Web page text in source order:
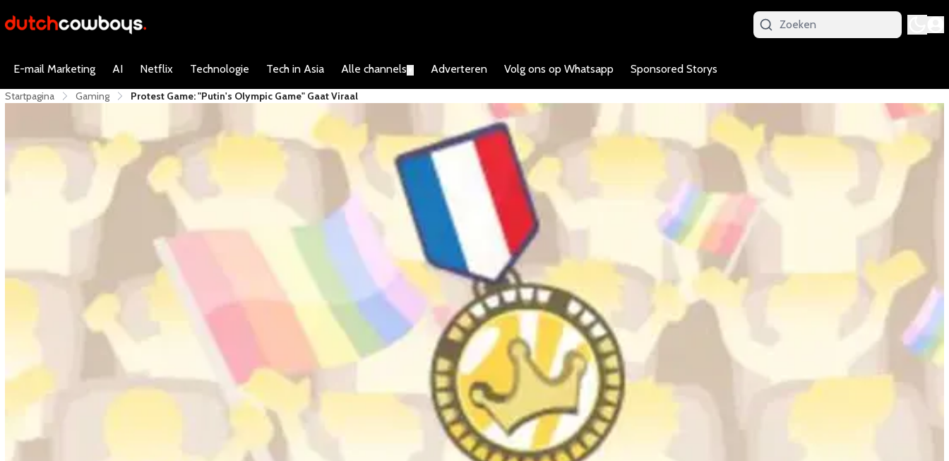
E-mail Marketing AI Netflix Technologie Tech in Asia Alle channels Adverteren Volg ons op Whatsapp Sponsored Storys
Startpagina Gaming Protest Game: "Putin's Olympic Game" Gaat Viraal